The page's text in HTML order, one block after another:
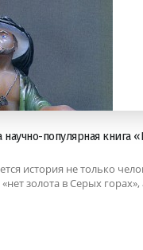
популярная книга
история не только
золота в Серых